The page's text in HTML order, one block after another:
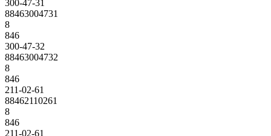
300-47-31
88463004731
8
846
300-47-32
88463004732
8
846
211-02-61
88462110261
8
846
211-02-61